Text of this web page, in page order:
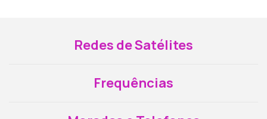
Redes de Satélites
Frequências